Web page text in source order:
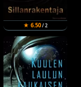
★ 6.50/ 2